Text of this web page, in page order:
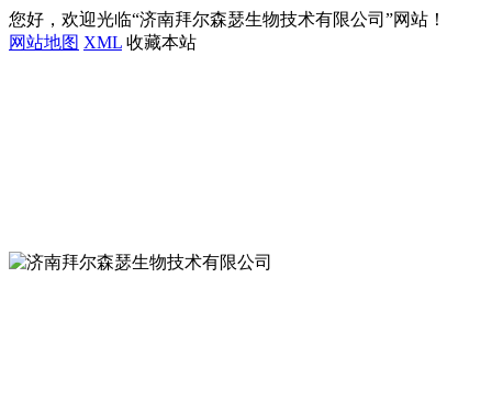
您好，欢迎光临“济南拜尔森瑟生物技术有限公司”网站！
网站地图 XML 收藏本站